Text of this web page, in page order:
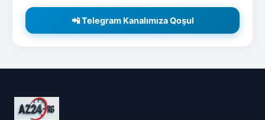
📲 Telegram Kanalımıza Qoşul